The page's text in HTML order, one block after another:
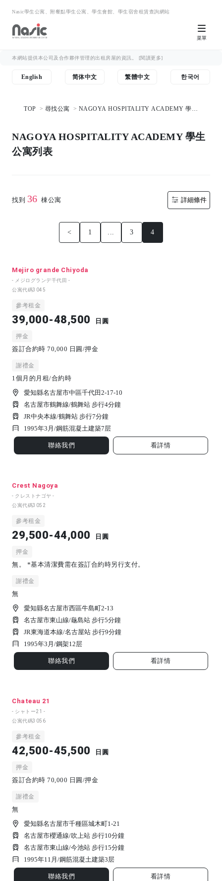
Nasic學生公寓、附餐點學生公寓、學生會館、學生宿舍租賃查詢網站
菜單
本網站提供本公司及合作夥伴管理的出租房屋的資訊。 [閱讀更多]
English 简体中文 繁體中文 한국어
TOP 尋找公寓
NAGOYA HOSPITALITY ACADEMY 學生
NAGOYA HOSPITALITY ACADEMY 學生
公寓列表
找到 36 棟公寓 詳細條件
< 1 ... 3 4
Mejiro grande Chiyoda
- メジログランデ千代田 -
公寓代碼3045
參考租金
39,000-48,500 日圓
押金
簽訂合約時 70,000 日圓/押金
謝禮金
1個月的月租/合約時
愛知縣名古屋市中區千代田2-17-10
名古屋市鶴舞線/鶴舞站 步行4分鐘
JR中央本線/鶴舞站 步行7分鐘
1995年3月/鋼筋混凝土建築7 层
聯絡我們 看詳情
Crest Nagoya
- クレストナゴヤ -
公寓代碼3052
參考租金
29,500-44,000 日圓
押金
無。 *基本清潔費需在簽訂合約時另行支付。
謝禮金
無
愛知縣名古屋市西區牛島町2-13
名古屋市東山線/龜島站 步行5分鐘
JR東海道本線/名古屋站 步行9分鐘
1995年3月/鋼架12 层
聯絡我們 看詳情
Chateau 21
- シャトー21 -
公寓代碼3056
參考租金
42,500-45,500 日圓
押金
簽訂合約時 70,000 日圓/押金
謝禮金
無
愛知縣名古屋市千種區城木町1-21
名古屋市櫻通線/吹上站 步行10分鐘
名古屋市東山線/今池站 步行15分鐘
1995年11月/鋼筋混凝土建築3 层
聯絡我們 看詳情